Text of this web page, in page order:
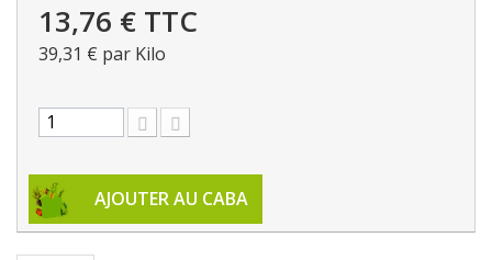
13,76 € TTC
39,31 € par Kilo
AJOUTER AU CABA